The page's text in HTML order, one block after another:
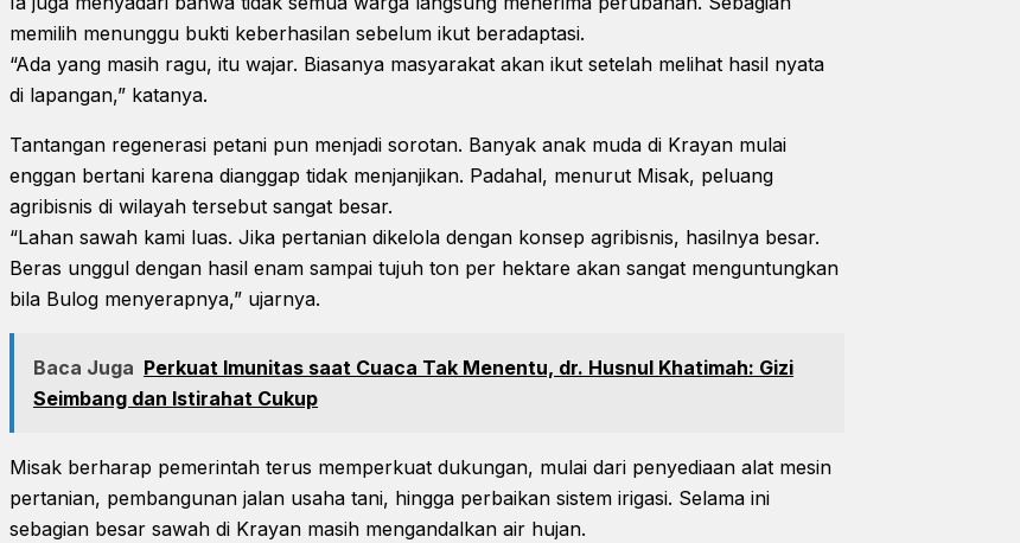
memilih menunggu bukti keberhasilan sebelum ikut beradaptasi.
“Ada yang masih ragu, itu wajar. Biasanya masyarakat akan ikut setelah melihat hasil nyata
di lapangan,” katanya.
Tantangan regenerasi petani pun menjadi sorotan. Banyak anak muda di Krayan mulai
enggan bertani karena dianggap tidak menjanjikan. Padahal, menurut Misak, peluang
agribisnis di wilayah tersebut sangat besar.
“Lahan sawah kami luas. Jika pertanian dikelola dengan konsep agribisnis, hasilnya besar.
Beras unggul dengan hasil enam sampai tujuh ton per hektare akan sangat menguntungkan
bila Bulog menyerapnya,” ujarnya.
Baca Juga Perkuat Imunitas saat Cuaca Tak Menentu, dr. Husnul Khatimah: Gizi
Seimbang dan Istirahat Cukup
Misak berharap pemerintah terus memperkuat dukungan, mulai dari penyediaan alat mesin
pertanian, pembangunan jalan usaha tani, hingga perbaikan sistem irigasi. Selama ini
sebagian besar sawah di Krayan masih mengandalkan air hujan.